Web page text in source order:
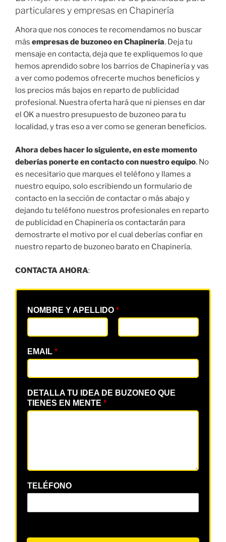
particulares y empresas en Chapinería
Ahora que nos conoces te recomendamos no buscar
más empresas de buzoneo en Chapinería. Deja tu
mensaje en contacta, deja que te expliquemos lo que
hemos aprendido sobre los barrios de Chapinería y vas
a ver como podemos ofrecerte muchos beneficios y
los precios más bajos en reparto de publicidad
profesional. Nuestra oferta hará que ni pienses en dar
el OK a nuestro presupuesto de buzoneo para tu
localidad, y tras eso a ver como se generan beneficios.
Ahora debes hacer lo siguiente, en este momento
deberías ponerte en contacto con nuestro equipo. No
es necesitario que marques el teléfono y llames a
nuestro equipo, solo escribiendo un formulario de
contacto en la sección de contactar o más abajo y
dejando tu teléfono nuestros profesionales en reparto
de publicidad en Chapinería os contactarán para
demostrarte el motivo por el cual deberías confiar en
nuestro reparto de buzoneo barato en Chapinería.
CONTACTA AHORA:
NOMBRE Y APELLIDO *
EMAIL *
DETALLA TU IDEA DE BUZONEO QUE
TIENES EN MENTE *
TELÉFONO